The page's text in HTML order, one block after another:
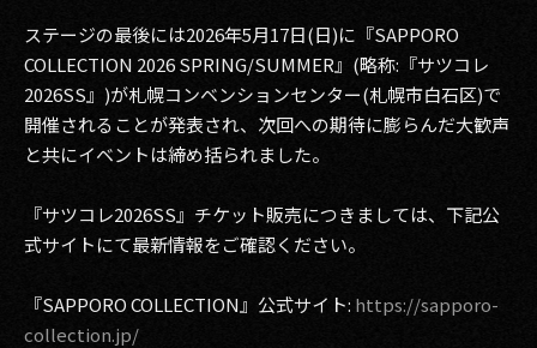
2009
ステージの最後には2026年5月17日(日)に『SAPPORO
COLLECTION 2026 SPRING/SUMMER』(略称:『サツコレ
2026SS』)が札幌コンベンションセンター(札幌市白石区)で
開催されることが発表され、次回への期待に膨らんだ大歓声
と共にイベントは締め括られました。
『サツコレ2026SS』チケット販売につきましては、下記公
式サイトにて最新情報をご確認ください。
『SAPPORO COLLECTION』公式サイト: https://sapporo-
collection.jp/